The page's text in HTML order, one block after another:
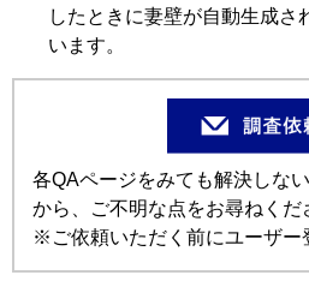
したときに妻壁が自動生成さ
います。
各QAページをみても解決しな
から、ご不明な点をお尋ねくだ
※ご依頼いただく前にユーザー